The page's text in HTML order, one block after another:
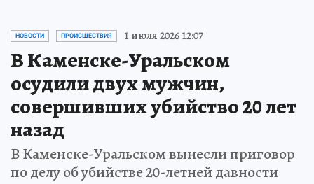
НОВОСТИ ПРОИСШЕСТВИЯ 1 июля 2026 12:07
В Каменске-Уральском
осудили двух мужчин,
совершивших убийство 20 лет
назад
В Каменске-Уральском вынесли приговор
по делу об убийстве 20-летней давности